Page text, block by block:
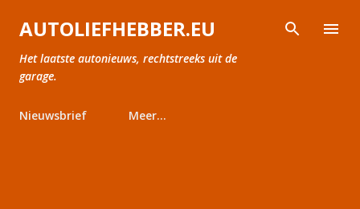
Doorgaan naar hoofdcontent
AUTOLIEFHEBBER.EU
Het laatste autonieuws, rechtstreeks uit de
garage.
Nieuwsbrief Meer…